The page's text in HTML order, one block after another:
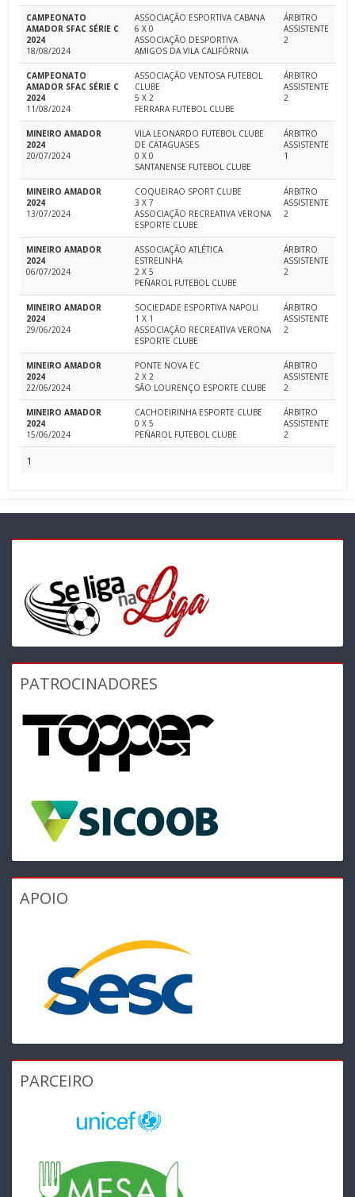
CAMPEONATO
AMADOR SFAC SÉRIE C
2024
18/08/2024
ASSOCIAÇÃO ESPORTIVA CABANA
6 X 0
ASSOCIAÇÃO DESPORTIVA
AMIGOS DA VILA CALIFÓRNIA
ÁRBITRO
ASSISTENTE
2
CAMPEONATO
AMADOR SFAC SÉRIE C
2024
11/08/2024
ASSOCIAÇÃO VENTOSA FUTEBOL
CLUBE
5 X 2
FERRARA FUTEBOL CLUBE
ÁRBITRO
ASSISTENTE
2
MINEIRO AMADOR
2024
20/07/2024
VILA LEONARDO FUTEBOL CLUBE
DE CATAGUASES
0 X 0
SANTANENSE FUTEBOL CLUBE
ÁRBITRO
ASSISTENTE
1
MINEIRO AMADOR
2024
13/07/2024
COQUEIRAO SPORT CLUBE
3 X 7
ASSOCIAÇÃO RECREATIVA VERONA
ESPORTE CLUBE
ÁRBITRO
ASSISTENTE
2
MINEIRO AMADOR
2024
06/07/2024
ASSOCIAÇÃO ATLÉTICA
ESTRELINHA
2 X 5
PEÑAROL FUTEBOL CLUBE
ÁRBITRO
ASSISTENTE
2
MINEIRO AMADOR
2024
29/06/2024
SOCIEDADE ESPORTIVA NAPOLI
1 X 1
ASSOCIAÇÃO RECREATIVA VERONA
ESPORTE CLUBE
ÁRBITRO
ASSISTENTE
2
MINEIRO AMADOR
2024
22/06/2024
PONTE NOVA EC
2 X 2
SÃO LOURENÇO ESPORTE CLUBE
ÁRBITRO
ASSISTENTE
2
MINEIRO AMADOR
2024
15/06/2024
CACHOEIRINHA ESPORTE CLUBE
0 X 5
PEÑAROL FUTEBOL CLUBE
ÁRBITRO
ASSISTENTE
2
1
PATROCINADORES
APOIO
PARCEIRO